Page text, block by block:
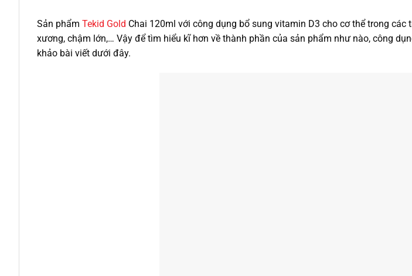
Sản phẩm Tekid Gold Chai 120ml với công dụng bổ sung vitamin D3 cho cơ thể trong
xương, chậm lớn,… Vậy để tìm hiểu kĩ hơn về thành phần của sản phẩm như nào, công
khảo bài viết dưới đây.